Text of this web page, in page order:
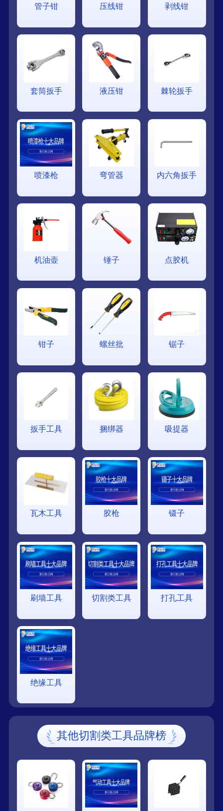
管子钳 压线钳 剥线钳
套筒扳手 液压钳 棘轮扳手
喷漆枪 弯管器 内六角扳手
机油壶 锤子 点胶机
钳子 螺丝批 锯子
扳手工具 捆绑器 吸提器
瓦木工具 胶枪 镊子
刷墙工具 切割类工具 打孔工具
绝缘工具
其他切割类工具品牌榜